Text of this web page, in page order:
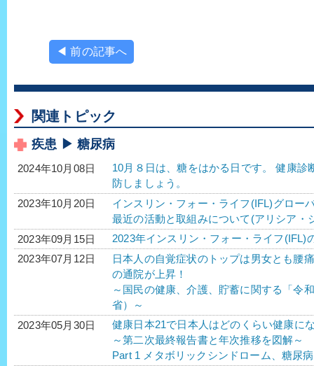
◀ 前の記事へ
関連トピック
疾患 ▶ 糖尿病
2024年10月08日
10月８日は、糖をはかる日です。 健康
防しましょう。
2023年10月20日
インスリン・フォー・ライフ(IFL)グロー
最近の活動と取組みについて(アリシア・
2023年09月15日
2023年インスリン・フォー・ライフ(IFL)
2023年07月12日
日本人の自覚症状のトップは男女とも腰
の通院が上昇！
～国民の健康、介護、貯蓄に関する「令
省）～
2023年05月30日
健康日本21で日本人はどのくらい健康に
～第二次最終報告書と年次推移を図解～
Part 1 メタボリックシンドローム、糖尿